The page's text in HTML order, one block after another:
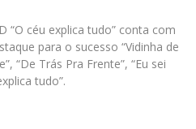
“O céu explica tudo” conta com
para o sucesso “Vidinha de
“De Trás Pra Frente”, “Eu sei
tudo”.